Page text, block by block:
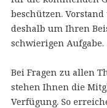
beschützen.
deshalb um Ihren
schwierigen Aufgabe.
Bei Fragen zu allen
stehen Ihnen die
Verfügung. So